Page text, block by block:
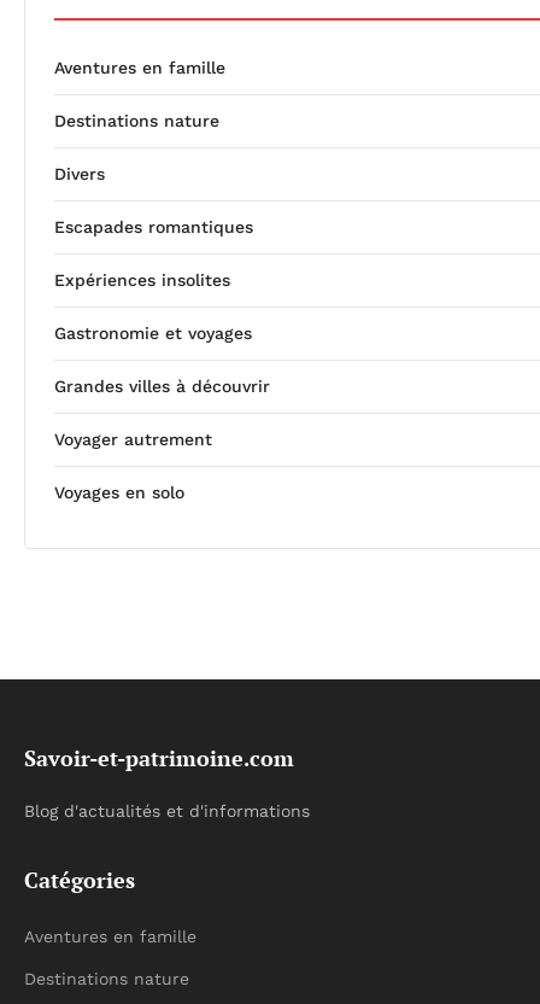
Aventures en famille
Destinations nature
Divers
Escapades romantiques
Expériences insolites
Gastronomie et voyages
Grandes villes à découvrir
Voyager autrement
Voyages en solo
Savoir-et-patrimoine.com
Blog d'actualités et d'informations
Catégories
Aventures en famille
Destinations nature